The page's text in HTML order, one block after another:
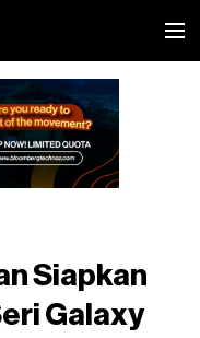
Siapkan
Galaxy